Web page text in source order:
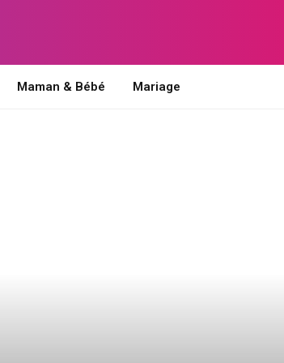
Maman & Bébé Mariage